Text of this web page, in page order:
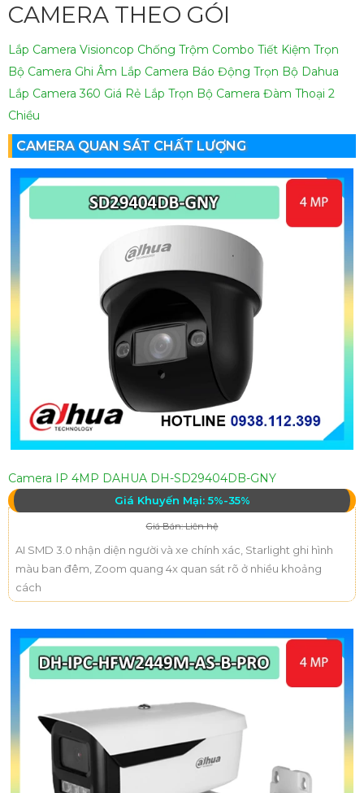
CAMERA THEO GÓI
Lắp Camera Visioncop Chống Trộm Combo Tiết Kiệm Trọn
Bộ Camera Ghi Âm Lắp Camera Báo Động Trọn Bộ Dahua
Lắp Camera 360 Giá Rẻ Lắp Trọn Bộ Camera Đàm Thoại 2
Chiều
CAMERA QUAN SÁT CHẤT LƯỢNG
Camera IP 4MP DAHUA DH-SD29404DB-GNY
Giá Khuyến Mại: 5%-35%
Giá Bán: Liên hệ
AI SMD 3.0 nhận diện người và xe chính xác, Starlight ghi hình
màu ban đêm, Zoom quang 4x quan sát rõ ở nhiều khoảng
cách